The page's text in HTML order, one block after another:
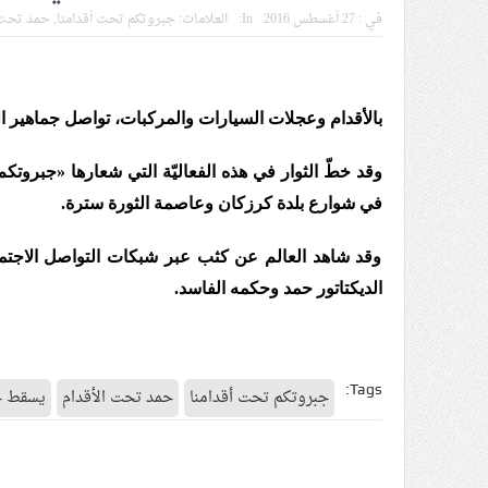
الموقف الأسبوعيّ: شعب
مقال: عاشوراء البحرين… ميدان
الفقيه القائد قاسم: لن
علماء البحرين: طلب الترخيص
لجنة مراسم الوداع
في :27 أغسطس 2016 In: العلامات: جبروتكم تحت أقدامنا, حمد تحت
بالأقدام وعجلات السيارات والمركبات، تواصل
في شوارع بلدة كرزكان وعاصمة الثورة سترة.
وقد شاهد العالم عن كثب عبر شبكات التواصل
الديكتاتور حمد وحكمه الفاسد.
Tags: جبروتكم تحت أقدامنا حمد تحت الأقدام يسقط